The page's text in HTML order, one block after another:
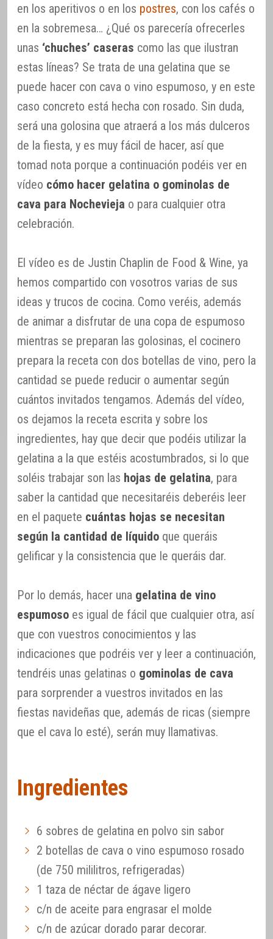
en los aperitivos o en los postres, con los cafés o
en la sobremesa… ¿Qué os parecería ofrecerles
unas ‘chuches’ caseras como las que ilustran
estas líneas? Se trata de una gelatina que se
puede hacer con cava o vino espumoso, y en este
caso concreto está hecha con rosado. Sin duda,
será una golosina que atraerá a los más dulceros
de la fiesta, y es muy fácil de hacer, así que
tomad nota porque a continuación podéis ver en
vídeo cómo hacer gelatina o gominolas de
cava para Nochevieja o para cualquier otra
celebración.
El vídeo es de Justin Chaplin de Food & Wine, ya
hemos compartido con vosotros varias de sus
ideas y trucos de cocina. Como veréis, además
de animar a disfrutar de una copa de espumoso
mientras se preparan las golosinas, el cocinero
prepara la receta con dos botellas de vino, pero la
cantidad se puede reducir o aumentar según
cuántos invitados tengamos. Además del vídeo,
os dejamos la receta escrita y sobre los
ingredientes, hay que decir que podéis utilizar la
gelatina a la que estéis acostumbrados, si lo que
soléis trabajar son las hojas de gelatina, para
saber la cantidad que necesitaréis deberéis leer
en el paquete cuántas hojas se necesitan
según la cantidad de líquido que queráis
gelificar y la consistencia que le queráis dar.
Por lo demás, hacer una gelatina de vino
espumoso es igual de fácil que cualquier otra, así
que con vuestros conocimientos y las
indicaciones que podréis ver y leer a continuación,
tendréis unas gelatinas o gominolas de cava
para sorprender a vuestros invitados en las
fiestas navideñas que, además de ricas (siempre
que el cava lo esté), serán muy llamativas.
Ingredientes
6 sobres de gelatina en polvo sin sabor
2 botellas de cava o vino espumoso rosado
(de 750 mililitros, refrigeradas)
1 taza de néctar de ágave ligero
c/n de aceite para engrasar el molde
c/n de azúcar dorado parar decorar.